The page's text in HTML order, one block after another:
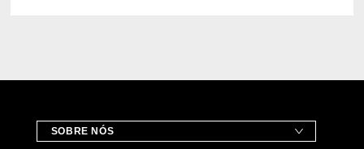
SOBRE NÓS